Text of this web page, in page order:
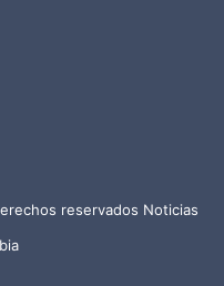
reservados Noticias